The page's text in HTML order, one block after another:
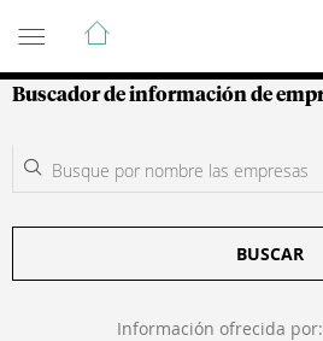
Guía de Empresas
Buscador de información de
BUSCAR
Información ofrecida por: